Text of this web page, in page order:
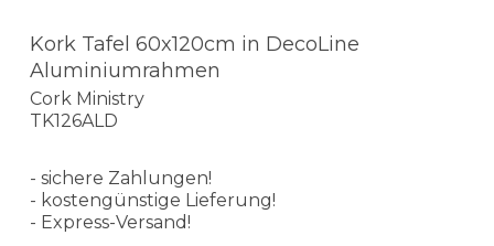
Kork Tafel 60x120cm in DecoLine
Aluminiumrahmen
Cork Ministry
TK126ALD
- sichere Zahlungen!
- kostengünstige Lieferung!
- Express-Versand!